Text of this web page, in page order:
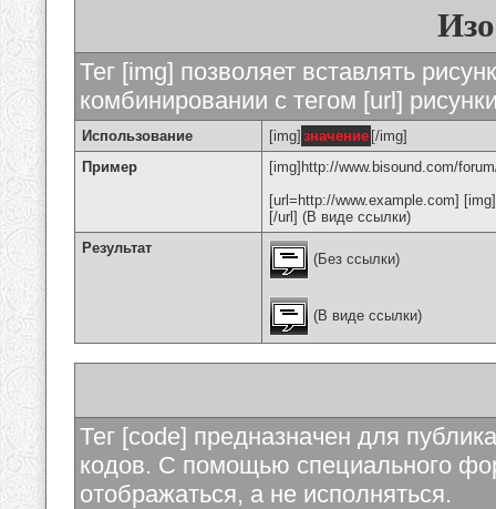
Тег [img] позволяет вставлять
комбинировании с тегом [url]
Использование [img] значение [/img]
Пример
[img]http://www.bisound.com/
[url=http://www.example.com]
[/url] (В виде ссылки)
Результат
(Без ссылки)
(В виде ссылки)
Тег [code] предназначен для
кодов. С помощью специального
отображаться, а не исполняться.